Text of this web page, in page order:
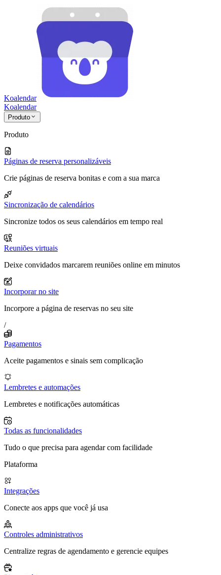
Koalendar
Koalendar
Produto
Produto
Páginas de reserva personalizáveis
Crie páginas de reserva bonitas e com a sua marca
Sincronização de calendários
Sincronize todos os seus calendários em tempo real
Reuniões virtuais
Deixe convidados marcarem reuniões online em minutos
Incorporar no site
Incorpore a página de reservas no seu site
/
Pagamentos
Aceite pagamentos e sinais sem complicação
Lembretes e automações
Lembretes e notificações automáticas
Todas as funcionalidades
Tudo o que precisa para agendar com facilidade
Plataforma
Integrações
Conecte aos apps que você já usa
Controles administrativos
Centralize regras de agendamento e gerencie equipes